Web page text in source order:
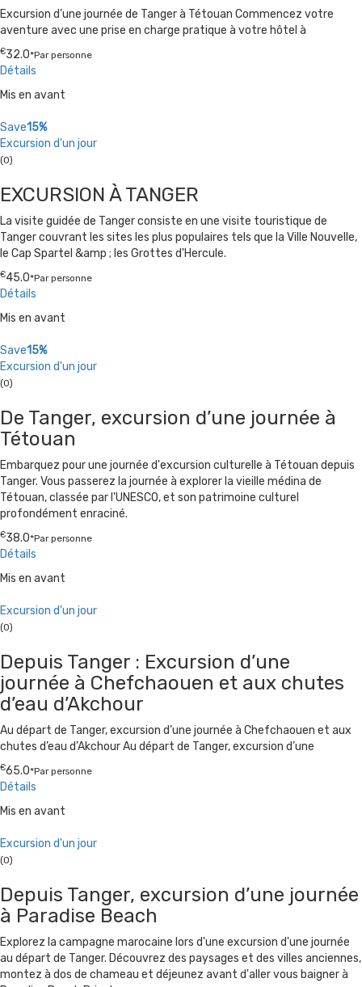
Excursion d’une journée de Tanger à Tétouan Commencez votre
aventure avec une prise en charge pratique à votre hôtel à
€32.0*Par personne
Détails
Mis en avant
Save15%
Excursion d'un jour
(0)
EXCURSION À TANGER
La visite guidée de Tanger consiste en une visite touristique de
Tanger couvrant les sites les plus populaires tels que la Ville Nouvelle,
le Cap Spartel &amp ; les Grottes d'Hercule.
€45.0*Par personne
Détails
Mis en avant
Save15%
Excursion d'un jour
(0)
De Tanger, excursion d’une journée à
Tétouan
Embarquez pour une journée d'excursion culturelle à Tétouan depuis
Tanger. Vous passerez la journée à explorer la vieille médina de
Tétouan, classée par l'UNESCO, et son patrimoine culturel
profondément enraciné.
€38.0*Par personne
Détails
Mis en avant
Excursion d'un jour
(0)
Depuis Tanger : Excursion d’une
journée à Chefchaouen et aux chutes
d’eau d’Akchour
Au départ de Tanger, excursion d’une journée à Chefchaouen et aux
chutes d’eau d’Akchour Au départ de Tanger, excursion d’une
€65.0*Par personne
Détails
Mis en avant
Excursion d'un jour
(0)
Depuis Tanger, excursion d’une journée
à Paradise Beach
Explorez la campagne marocaine lors d'une excursion d'une journée
au départ de Tanger. Découvrez des paysages et des villes anciennes,
montez à dos de chameau et déjeunez avant d'aller vous baigner à